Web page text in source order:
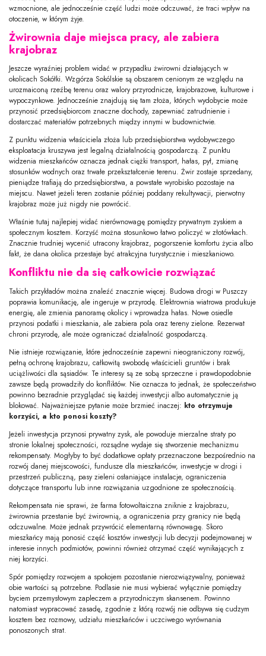
wzmocnione, ale jednocześnie część ludzi może odczuwać, że traci wpływ na
otoczenie, w którym żyje.
Żwirownia daje miejsca pracy, ale zabiera
krajobraz
Jeszcze wyraźniej problem widać w przypadku żwirowni działających w
okolicach Sokółki. Wzgórza Sokólskie są obszarem cenionym ze względu na
urozmaiconą rzeźbę terenu oraz walory przyrodnicze, krajobrazowe, kulturowe i
wypoczynkowe. Jednocześnie znajdują się tam złoża, których wydobycie może
przynosić przedsiębiorcom znaczne dochody, zapewniać zatrudnienie i
dostarczać materiałów potrzebnych między innymi w budownictwie.
Z punktu widzenia właściciela złoża lub przedsiębiorstwa wydobywczego
eksploatacja kruszywa jest legalną działalnością gospodarczą. Z punktu
widzenia mieszkańców oznacza jednak ciężki transport, hałas, pył, zmianę
stosunków wodnych oraz trwałe przekształcenie terenu. Żwir zostaje sprzedany,
pieniądze trafiają do przedsiębiorstwa, a powstałe wyrobisko pozostaje na
miejscu. Nawet jeżeli teren zostanie później poddany rekultywacji, pierwotny
krajobraz może już nigdy nie powrócić.
Właśnie tutaj najlepiej widać nierównowagę pomiędzy prywatnym zyskiem a
społecznym kosztem. Korzyść można stosunkowo łatwo policzyć w złotówkach.
Znacznie trudniej wycenić utracony krajobraz, pogorszenie komfortu życia albo
fakt, że dana okolica przestaje być atrakcyjna turystycznie i mieszkaniowo.
Konfliktu nie da się całkowicie rozwiązać
Takich przykładów można znaleźć znacznie więcej. Budowa drogi w Puszczy
poprawia komunikację, ale ingeruje w przyrodę. Elektrownia wiatrowa produkuje
energię, ale zmienia panoramę okolicy i wprowadza hałas. Nowe osiedle
przynosi podatki i mieszkania, ale zabiera pola oraz tereny zielone. Rezerwat
chroni przyrodę, ale może ograniczać działalność gospodarczą.
Nie istnieje rozwiązanie, które jednocześnie zapewni nieograniczony rozwój,
pełną ochronę krajobrazu, całkowitą swobodę właścicieli gruntów i brak
uciążliwości dla sąsiadów. Te interesy są ze sobą sprzeczne i prawdopodobnie
zawsze będą prowadziły do konfliktów. Nie oznacza to jednak, że społeczeństwo
powinno bezradnie przyglądać się każdej inwestycji albo automatycznie ją
blokować. Najważniejsze pytanie może brzmieć inaczej: kto otrzymuje
korzyści, a kto ponosi koszty?
Jeżeli inwestycja przynosi prywatny zysk, ale powoduje mierzalne straty po
stronie lokalnej społeczności, rozsądne wydaje się stworzenie mechanizmu
rekompensaty. Mogłyby to być dodatkowe opłaty przeznaczone bezpośrednio na
rozwój danej miejscowości, fundusze dla mieszkańców, inwestycje w drogi i
przestrzeń publiczną, pasy zieleni osłaniające instalacje, ograniczenia
dotyczące transportu lub inne rozwiązania uzgodnione ze społecznością.
Rekompensata nie sprawi, że farma fotowoltaiczna zniknie z krajobrazu,
żwirownia przestanie być żwirownią, a ograniczenia przy granicy nie będą
odczuwalne. Może jednak przywrócić elementarną równowagę. Skoro
mieszkańcy mają ponosić część kosztów inwestycji lub decyzji podejmowanej w
interesie innych podmiotów, powinni również otrzymać część wynikających z
niej korzyści.
Spór pomiędzy rozwojem a spokojem pozostanie nierozwiązywalny, ponieważ
obie wartości są potrzebne. Podlasie nie musi wybierać wyłącznie pomiędzy
byciem przemysłowym zapleczem a przyrodniczym skansenem. Powinno
natomiast wypracować zasadę, zgodnie z którą rozwój nie odbywa się cudzym
kosztem bez rozmowy, udziału mieszkańców i uczciwego wyrównania
ponoszonych strat.